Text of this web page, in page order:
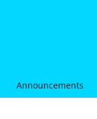
Announcements